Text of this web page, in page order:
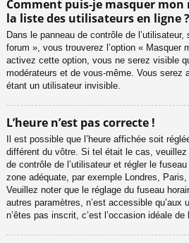
Comment puis-je masquer mon
la liste des utilisateurs en ligne ?
Dans le panneau de contrôle de
forum », vous trouverez l’option « Masquer
activez cette option, vous ne serez visible
modérateurs et de vous-même. Vous serez
étant un utilisateur invisible.
L’heure n’est pas correcte !
Il est possible que l’heure affichée soit
différent du vôtre. Si tel était le cas,
de contrôle de l’utilisateur et régler le
zone adéquate, par exemple Londres, Paris,
Veuillez noter que le réglage du fuseau
autres paramètres, n’est accessible
n’êtes pas inscrit, c’est l’occasion idéale de